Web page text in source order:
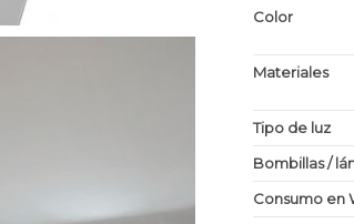
Color
Materiales
Tipo de luz
Bombillas /
Consumo en